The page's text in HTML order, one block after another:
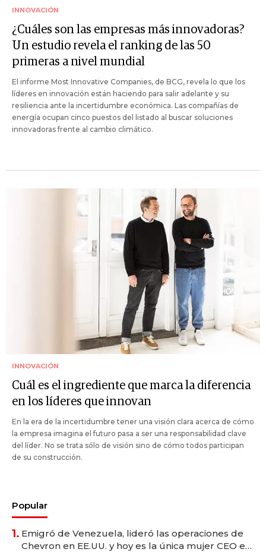
INNOVACIÓN
¿Cuáles son las empresas más innovadoras?
Un estudio revela el ranking de las 50
primeras a nivel mundial
El informe Most Innovative Companies, de BCG, revela lo que los
líderes en innovación están haciendo para salir adelante y su
resiliencia ante la incertidumbre económica. Las compañías de
energía ocupan cinco puestos del listado al buscar soluciones
innovadoras frente al cambio climático.
INNOVACIÓN
Cuál es el ingrediente que marca la diferencia
en los líderes que innovan
En la era de la incertidumbre tener una visión clara acerca de cómo
la empresa imagina el futuro pasa a ser una responsabilidad clave
del líder. No se trata sólo de visión sino de cómo todos participan
de su construcción.
Popular
1. Emigró de Venezuela, lideró las operaciones de
Chevron en EE.UU. y hoy es la única mujer CEO en